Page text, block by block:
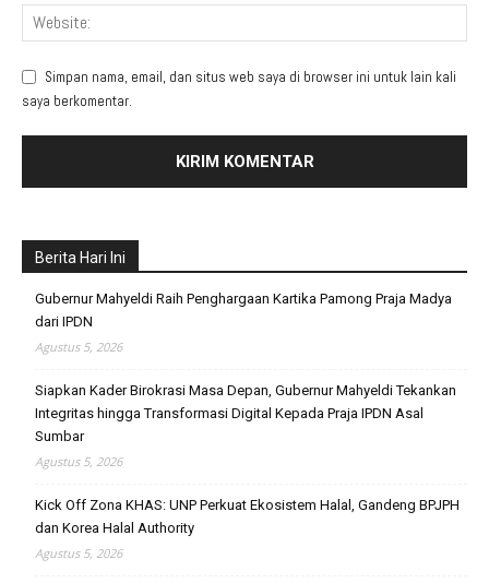
Simpan nama, email, dan situs web saya di browser ini untuk lain kali
saya berkomentar.
Berita Hari Ini
Gubernur Mahyeldi Raih Penghargaan Kartika Pamong Praja Madya
dari IPDN
Agustus 5, 2026
Siapkan Kader Birokrasi Masa Depan, Gubernur Mahyeldi Tekankan
Integritas hingga Transformasi Digital Kepada Praja IPDN Asal
Sumbar
Agustus 5, 2026
Kick Off Zona KHAS: UNP Perkuat Ekosistem Halal, Gandeng BPJPH
dan Korea Halal Authority
Agustus 5, 2026